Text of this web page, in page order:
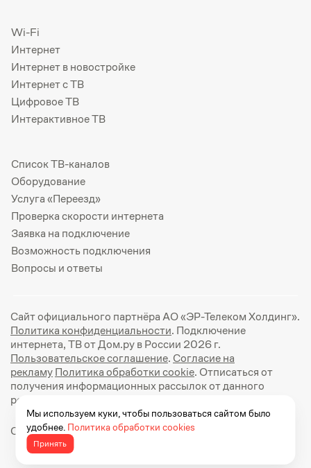
Wi-Fi
Интернет
Интернет в новостройке
Интернет с ТВ
Цифровое ТВ
Интерактивное ТВ
Список ТВ-каналов
Оборудование
Услуга «Переезд»
Проверка скорости интернета
Заявка на подключение
Возможность подключения
Вопросы и ответы
Сайт официального партнёра АО «ЭР-Телеком Холдинг».
Политика конфиденциальности. Подключение
интернета, ТВ от Дом.ру в России 2026 г.
Пользовательское соглашение. Согласие на
рекламуПолитика обработки cookie. Отписаться от
получения информационных рассылок от данного
ресурса можно на
Официальный сайт Дом.ру: https://dom.ru
Мы используем куки, чтобы пользоваться сайтом было
удобнее. Политика обработки cookies
Принять